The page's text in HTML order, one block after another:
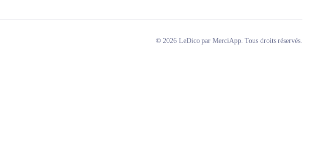
© 2026 LeDico par MerciApp. Tous droits réservés.